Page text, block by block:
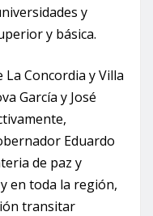
y
y básica.
Concordia y Villa
García y José
Eduardo
de paz y
en toda la región,
transitar